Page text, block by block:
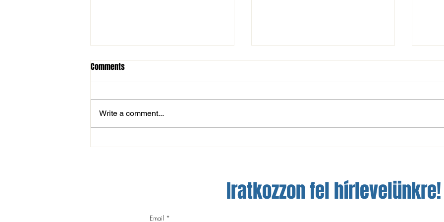
MOL Magyar Kupa: magabiztos
NBIII: nem sikerült a bravúr
A
Comments
Write a comment...
Iratkozzon fel hírlevelünkre!
Email